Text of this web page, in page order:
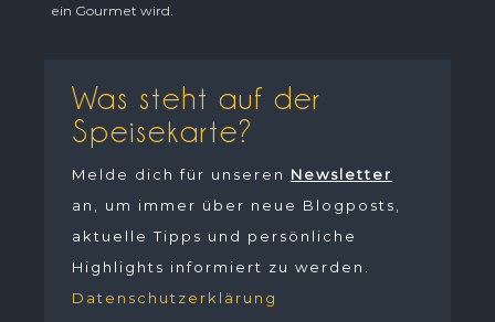
ein Gourmet wird.
Was steht auf der
Speisekarte?
Melde dich für unseren Newsletter
an, um immer über neue Blogposts,
aktuelle Tipps und persönliche
Highlights informiert zu werden.
Datenschutzerklärung